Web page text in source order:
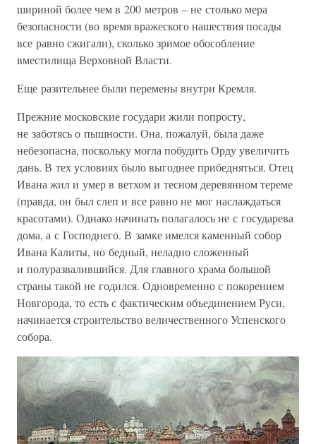
шириной более чем в 200 метров – не столько мера
безопасности (во время вражеского нашествия посады
все равно сжигали), сколько зримое обособление
вместилища Верховной Власти.
Еще разительнее были перемены внутри Кремля.
Прежние московские государи жили попросту,
не заботясь о пышности. Она, пожалуй, была даже
небезопасна, поскольку могла побудить Орду увеличить
дань. В тех условиях было выгоднее прибедняться. Отец
Ивана жил и умер в ветхом и тесном деревянном тереме
(правда, он был слеп и все равно не мог наслаждаться
красотами). Однако начинать полагалось не с государева
дома, а с Господнего. В замке имелся каменный собор
Ивана Калиты, но бедный, неладно сложенный
и полуразвалившийся. Для главного храма большой
страны такой не годился. Одновременно с покорением
Новгорода, то есть с фактическим объединением Руси,
начинается строительство величественного Успенского
собора.